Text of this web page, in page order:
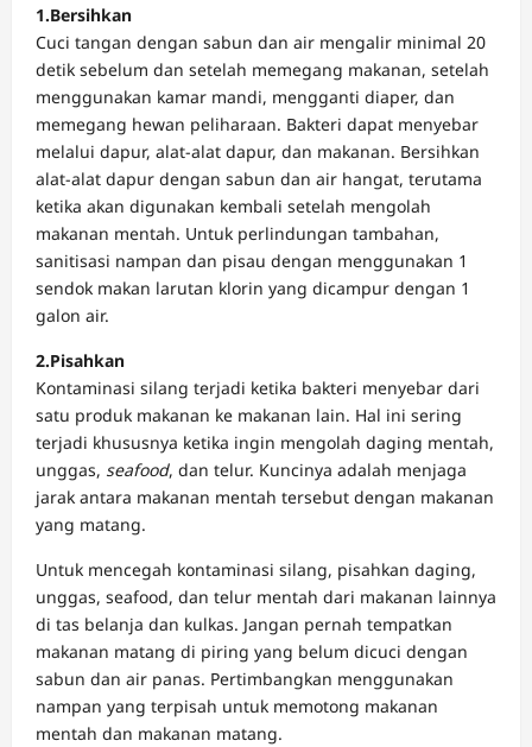
1.Bersihkan
Cuci tangan dengan sabun dan air mengalir minimal 20
detik sebelum dan setelah memegang makanan, setelah
menggunakan kamar mandi, mengganti diaper, dan
memegang hewan peliharaan. Bakteri dapat menyebar
melalui dapur, alat-alat dapur, dan makanan. Bersihkan
alat-alat dapur dengan sabun dan air hangat, terutama
ketika akan digunakan kembali setelah mengolah
makanan mentah. Untuk perlindungan tambahan,
sanitisasi nampan dan pisau dengan menggunakan 1
sendok makan larutan klorin yang dicampur dengan 1
galon air.
2.Pisahkan
Kontaminasi silang terjadi ketika bakteri menyebar dari
satu produk makanan ke makanan lain. Hal ini sering
terjadi khususnya ketika ingin mengolah daging mentah,
unggas, seafood, dan telur. Kuncinya adalah menjaga
jarak antara makanan mentah tersebut dengan makanan
yang matang.
Untuk mencegah kontaminasi silang, pisahkan daging,
unggas, seafood, dan telur mentah dari makanan lainnya
di tas belanja dan kulkas. Jangan pernah tempatkan
makanan matang di piring yang belum dicuci dengan
sabun dan air panas. Pertimbangkan menggunakan
nampan yang terpisah untuk memotong makanan
mentah dan makanan matang.